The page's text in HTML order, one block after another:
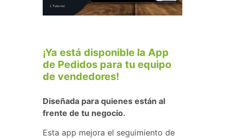
¡Ya está disponible la App
de Pedidos para tu equipo
de vendedores!
Diseñada para quienes están al
frente de tu negocio.
Esta app mejora el seguimiento de